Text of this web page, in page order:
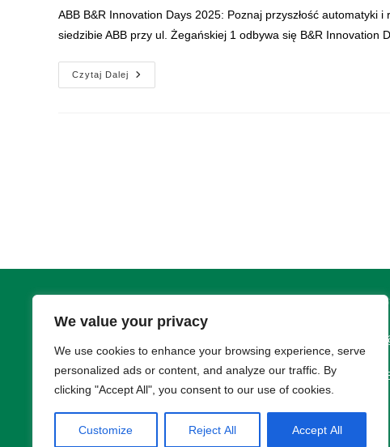
We value your privacy
We use cookies to enhance your browsing experience, serve
personalized ads or content, and analyze our traffic. By
clicking "Accept All", you consent to our use of cookies.
Customize Reject All Accept All
ABB B&R Innovation Days 2025: Poznaj przyszłość automatyki
siedzibie ABB przy ul. Żegańskiej 1 odbywa się B&R Innovation
Czytaj Dalej
ABB
B&R
​ul. Ochocza 2
04-942 Warszawa
501 685
Biuro czynne: